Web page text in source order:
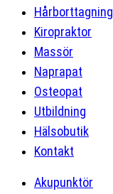
Hårborttagning
Kiropraktor
Massör
Naprapat
Osteopat
Utbildning
Hälsobutik
Kontakt
Akupunktör